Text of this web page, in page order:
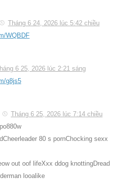
Tháng 6 24, 2026 lúc 5:42 chiều
WQBDF
6 25, 2026 lúc 2:21 sáng
g8js5
Tháng 6 25, 2026 lúc 7:14 chiều
80 s pornChocking sexx
out oof lifeXxx ddog knottingDread
looalike